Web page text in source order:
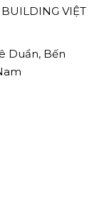
BUILDING VIỆT
Duẩn, Bến